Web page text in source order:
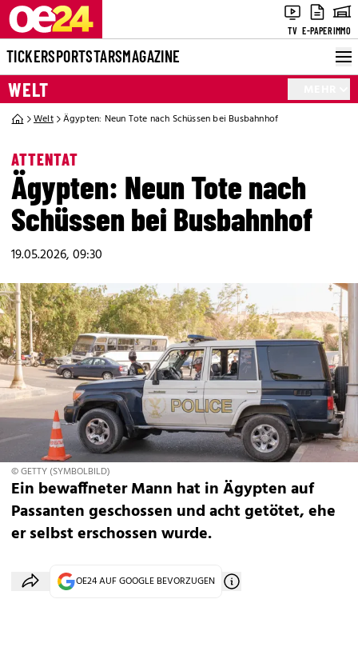
TV E-PAPERIMMO
TICKERSPORTSTARSMAGAZINE
WELT
Welt Ägypten: Neun Tote nach Schüssen bei Busbahnhof
ATTENTAT
Ägypten: Neun Tote nach
Schüssen bei Busbahnhof
19.05.2026, 09:30
© GETTY (SYMBOLBILD)
Ein bewaffneter Mann hat in Ägypten auf
Passanten geschossen und acht getötet, ehe
er selbst erschossen wurde.
OE24 AUF GOOGLE BEVORZUGEN